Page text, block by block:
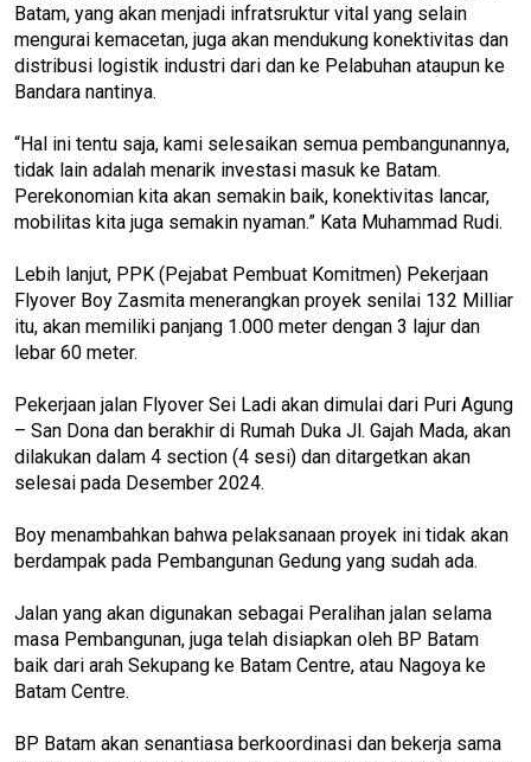
Batam, yang akan menjadi infratsruktur vital yang selain
mengurai kemacetan, juga akan mendukung konektivitas dan
distribusi logistik industri dari dan ke Pelabuhan ataupun ke
Bandara nantinya.
“Hal ini tentu saja, kami selesaikan semua pembangunannya,
tidak lain adalah menarik investasi masuk ke Batam.
Perekonomian kita akan semakin baik, konektivitas lancar,
mobilitas kita juga semakin nyaman.” Kata Muhammad Rudi.
Lebih lanjut, PPK (Pejabat Pembuat Komitmen) Pekerjaan
Flyover Boy Zasmita menerangkan proyek senilai 132 Milliar
itu, akan memiliki panjang 1.000 meter dengan 3 lajur dan
lebar 60 meter.
Pekerjaan jalan Flyover Sei Ladi akan dimulai dari Puri Agung
– San Dona dan berakhir di Rumah Duka Jl. Gajah Mada, akan
dilakukan dalam 4 section (4 sesi) dan ditargetkan akan
selesai pada Desember 2024.
Boy menambahkan bahwa pelaksanaan proyek ini tidak akan
berdampak pada Pembangunan Gedung yang sudah ada.
Jalan yang akan digunakan sebagai Peralihan jalan selama
masa Pembangunan, juga telah disiapkan oleh BP Batam
baik dari arah Sekupang ke Batam Centre, atau Nagoya ke
Batam Centre.
BP Batam akan senantiasa berkoordinasi dan bekerja sama